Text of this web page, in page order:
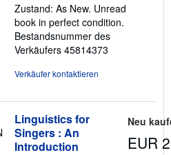
Zustand: As New. Unread
book in perfect condition.
Bestandsnummer des
Verkäufers 45814373
Verkäufer kontaktieren
Linguistics for
Singers : An
Introduction
Neu
EUR